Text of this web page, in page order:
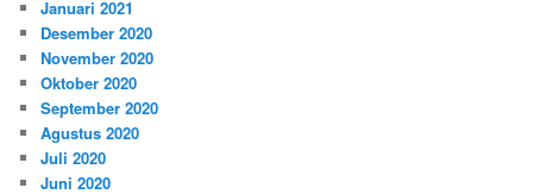
Januari 2021
Desember 2020
November 2020
Oktober 2020
September 2020
Agustus 2020
Juli 2020
Juni 2020